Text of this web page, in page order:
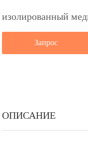
изолированный
Запрос
ОПИСАНИЕ